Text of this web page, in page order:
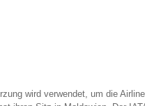
wird verwendet, um die